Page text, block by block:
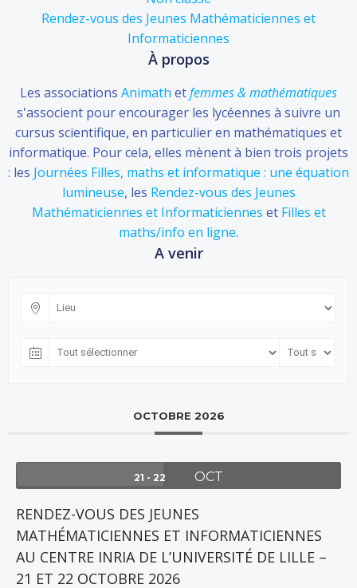
Rendez-vous des Jeunes Mathématiciennes et
Informaticiennes
À propos
Les associations Animath etfemmes & mathématiques
s'associent pour encourager les lycéennes à suivre un
cursus scientifique, en particulier en mathématiques et
informatique. Pour cela, elles mènent à bien trois projets
: les Journées Filles, maths et informatique : une équation
lumineuse, les Rendez-vous des Jeunes
Mathématiciennes et Informaticiennes et Filles et
maths/info en ligne.
A venir
OCTOBRE 2026
21 - 22 OCT
RENDEZ-VOUS DES JEUNES
MATHÉMATICIENNES ET INFORMATICIENNES
AU CENTRE INRIA DE L’UNIVERSITÉ DE LILLE –
21 ET 22 OCTOBRE 2026